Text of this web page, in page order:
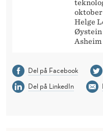
oktober
Helge
Øystein
Del på Facebook
Del på LinkedIn